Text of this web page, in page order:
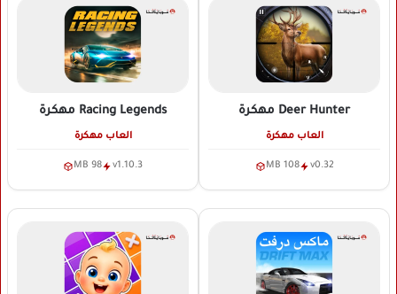
Deer Hunter مهكرة
العاب مهكرة
v0.32
108 MB
Racing Legends مهكرة
العاب مهكرة
v1.10.3
98 MB